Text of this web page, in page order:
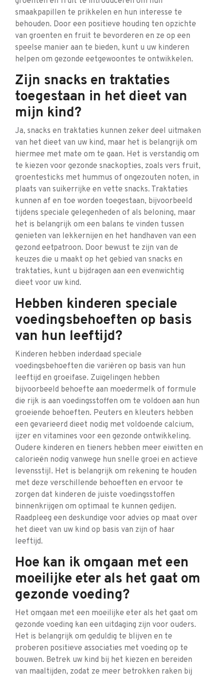
smaakpapillen te prikkelen en hun interesse te
behouden. Door een positieve houding ten opzichte
van groenten en fruit te bevorderen en ze op een
speelse manier aan te bieden, kunt u uw kinderen
helpen om gezonde eetgewoontes te ontwikkelen.
Zijn snacks en traktaties
toegestaan in het dieet van
mijn kind?
Ja, snacks en traktaties kunnen zeker deel uitmaken
van het dieet van uw kind, maar het is belangrijk om
hiermee met mate om te gaan. Het is verstandig om
te kiezen voor gezonde snackopties, zoals vers fruit,
groentesticks met hummus of ongezouten noten, in
plaats van suikerrijke en vette snacks. Traktaties
kunnen af en toe worden toegestaan, bijvoorbeeld
tijdens speciale gelegenheden of als beloning, maar
het is belangrijk om een balans te vinden tussen
genieten van lekkernijen en het handhaven van een
gezond eetpatroon. Door bewust te zijn van de
keuzes die u maakt op het gebied van snacks en
traktaties, kunt u bijdragen aan een evenwichtig
dieet voor uw kind.
Hebben kinderen speciale
voedingsbehoeften op basis
van hun leeftijd?
Kinderen hebben inderdaad speciale
voedingsbehoeften die variëren op basis van hun
leeftijd en groeifase. Zuigelingen hebben
bijvoorbeeld behoefte aan moedermelk of formule
die rijk is aan voedingsstoffen om te voldoen aan hun
groeiende behoeften. Peuters en kleuters hebben
een gevarieerd dieet nodig met voldoende calcium,
ijzer en vitamines voor een gezonde ontwikkeling.
Oudere kinderen en tieners hebben meer eiwitten en
calorieën nodig vanwege hun snelle groei en actieve
levensstijl. Het is belangrijk om rekening te houden
met deze verschillende behoeften en ervoor te
zorgen dat kinderen de juiste voedingsstoffen
binnenkrijgen om optimaal te kunnen gedijen.
Raadpleeg een deskundige voor advies op maat over
het dieet van uw kind op basis van zijn of haar
leeftijd.
Hoe kan ik omgaan met een
moeilijke eter als het gaat om
gezonde voeding?
Het omgaan met een moeilijke eter als het gaat om
gezonde voeding kan een uitdaging zijn voor ouders.
Het is belangrijk om geduldig te blijven en te
proberen positieve associaties met voeding op te
bouwen. Betrek uw kind bij het kiezen en bereiden
van maaltijden, zodat ze meer betrokken raken bij